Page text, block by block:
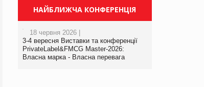
Олексій Логачов-Михайлов
Файно маркет Директор
департаменту з
Яна Сараніна, директор
компанії «УкраМарин»
НАЙБЛИЖЧА КОНФЕРЕНЦІЯ
18 червня 2026 |
3-4 вересня Виставки та конференції
PrivateLabel&FMCG Master-2026:
Власна марка - Власна перевага